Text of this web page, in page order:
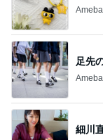
足先
細川